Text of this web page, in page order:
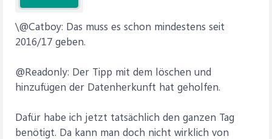
\@Catboy: Das muss es schon mindestens seit
2016/17 geben.
@Readonly: Der Tipp mit dem löschen und
hinzufügen der Datenherkunft hat geholfen.
Dafür habe ich jetzt tatsächlich den ganzen Tag
benötigt. Da kann man doch nicht wirklich von